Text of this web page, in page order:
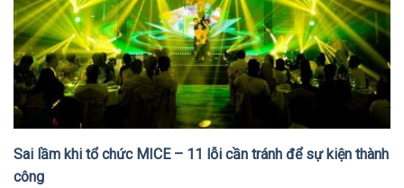
Sai lầm khi tổ chức MICE – 11 lỗi cần tránh để sự kiện thành
công